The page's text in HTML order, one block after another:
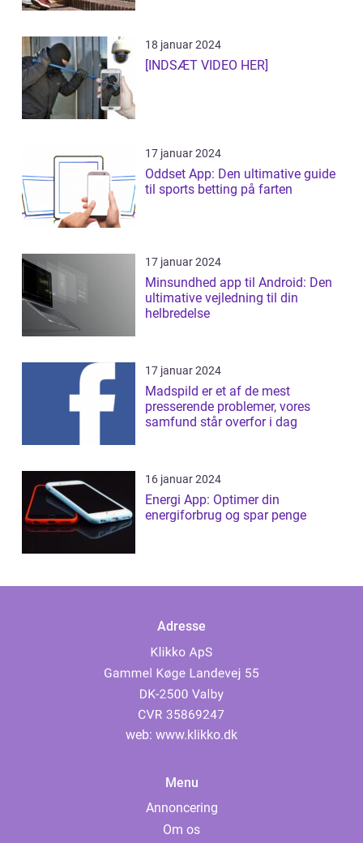
18 januar 2024
[INDSÆT VIDEO HER]
17 januar 2024
Oddset App: Den ultimative guide
til sports betting på farten
17 januar 2024
Minsundhed app til Android: Den
ultimative vejledning til din
helbredelse
17 januar 2024
Madspild er et af de mest
presserende problemer, vores
samfund står overfor i dag
16 januar 2024
Energi App: Optimer din
energiforbrug og spar penge
Adresse
web: www.klikko.dk
Menu
Annoncering
Om os